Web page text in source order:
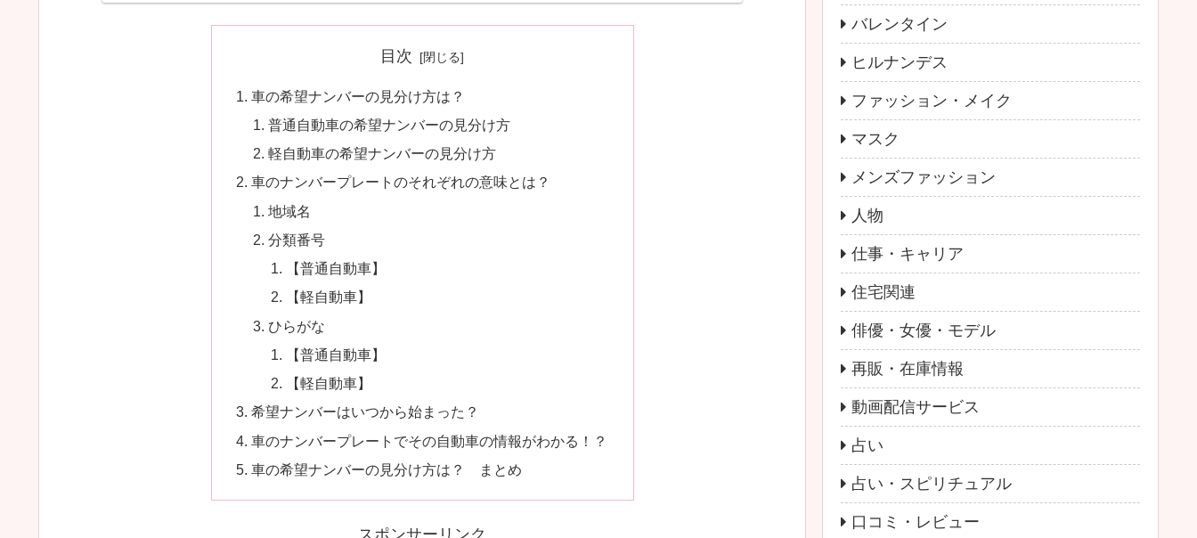
目次
車の希望ナンバーの見分け方は？
普通自動車の希望ナンバーの見分け方
軽自動車の希望ナンバーの見分け方
車のナンバープレートのそれぞれの意味とは？
地域名
分類番号
【普通自動車】
【軽自動車】
ひらがな
【普通自動車】
【軽自動車】
希望ナンバーはいつから始まった？
車のナンバープレートでその自動車の情報がわかる！？
車の希望ナンバーの見分け方は？ まとめ
バレンタイン
ヒルナンデス
ファッション・メイク
マスク
メンズファッション
人物
仕事・キャリア
住宅関連
俳優・女優・モデル
再販・在庫情報
動画配信サービス
占い
占い・スピリチュアル
口コミ・レビュー